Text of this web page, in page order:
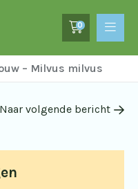
0
– Milvus milvus
Naar volgende bericht